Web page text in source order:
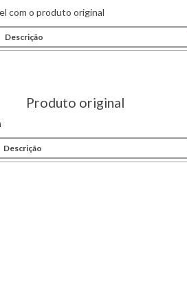
com o produto original
Descrição
Produto original
Descrição